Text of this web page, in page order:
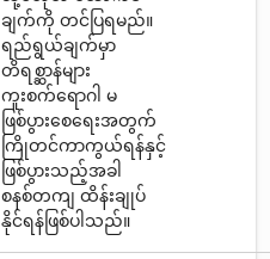
ချက်ကို တင်ပြရမည်။
ရည်ရွယ်ချက်မှာ
တိရစ္ဆာန်များ
ကူးစက်ရောဂါ မ
ဖြစ်ပွားစေရေးအတွက်
ကြိုတင်ကာကွယ်ရန်နှင့်
ဖြစ်ပွားသည့်အခါ
စနစ်တကျ ထိန်းချုပ်
နိုင်ရန်ဖြစ်ပါသည်။